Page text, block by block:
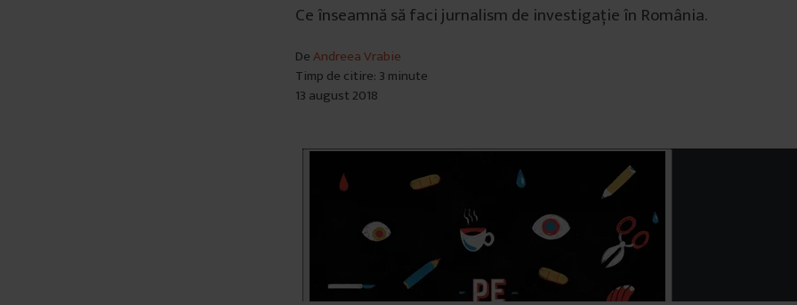
Ce înseamnă să faci jurnalism de investigație în România.
DeAndreea Vrabie
Timp de citire: 3 minute
13 august 2018